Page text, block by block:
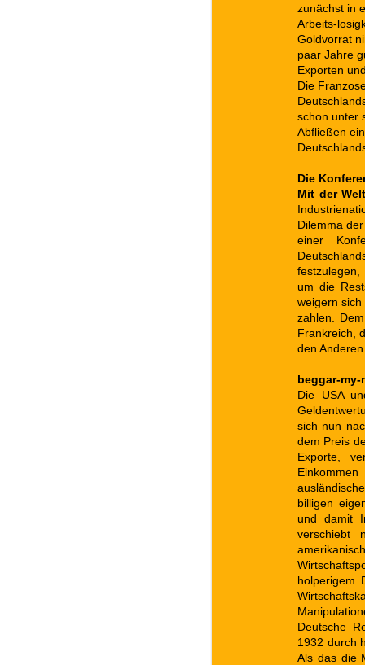
zunächst in
Arbeits-
Goldvorrat
paar Jahre
Exporten
Die
schon unter
Abfließen
Die
Mit der
Dilemma
einer
um die
weigern
zahlen.
Frankreich,
den
beggar-
Die USA
sich nun
dem Preis
Exporte,
billigen
und damit
verschiebt
holperigem
Deutsche
1932 durch
Als das die